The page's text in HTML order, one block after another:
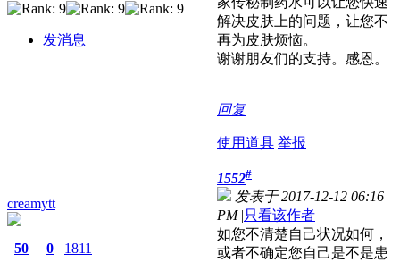
发消息
解决皮肤上的问题，让您不
再为皮肤烦恼。
谢谢朋友们的支持。感恩。
回复
使用道具 举报
creamytt
50 0 1811
1552#
发表于 2017-12-12 06:16
PM |只看该作者
如您不清楚自己状况如何，
或者不确定您自己是不是患